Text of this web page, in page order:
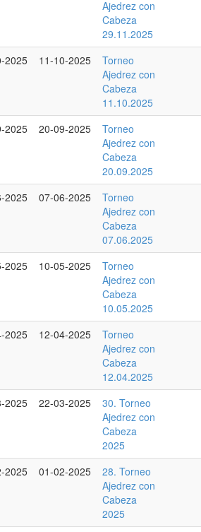
Ajedrez con
Cabeza
29.11.2025
2025 11-10-2025
Torneo
Ajedrez con
Cabeza
11.10.2025
2025 20-09-2025
Torneo
Ajedrez con
Cabeza
20.09.2025
2025 07-06-2025
Torneo
Ajedrez con
Cabeza
07.06.2025
2025 10-05-2025
Torneo
Ajedrez con
Cabeza
10.05.2025
2025 12-04-2025
Torneo
Ajedrez con
Cabeza
12.04.2025
2025 22-03-2025
30. Torneo
Ajedrez con
Cabeza
2025
2025 01-02-2025
28. Torneo
Ajedrez con
Cabeza
2025